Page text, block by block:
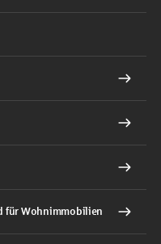
für Wohnimmobilien